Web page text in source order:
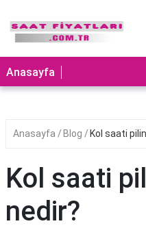
Anasayfa
Anasayfa Blog Kol saati
Kol saati
nedir?